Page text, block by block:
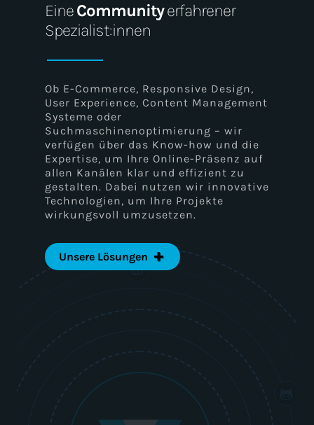
Responsive Design
Webhosting
Accessibility
Website-Sicherheit
Progressive Web Apps (PWA)
EineCommunityerfahrener
Spezialist:innen
Ob E-Commerce, Responsive Design,
User Experience, Content Management
Systeme oder
Suchmaschinenoptimierung – wir
verfügen über das Know-how und die
Expertise, um Ihre Online-Präsenz auf
allen Kanälen klar und effizient zu
gestalten. Dabei nutzen wir innovative
Technologien, um Ihre Projekte
wirkungsvoll umzusetzen.
Unsere Lösungen